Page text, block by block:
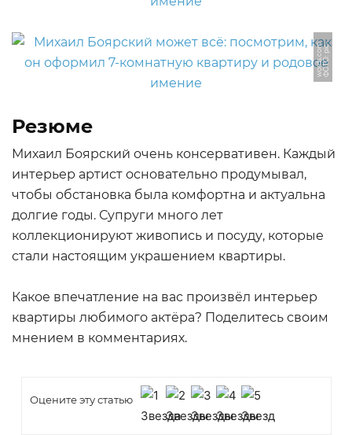
Ф
О
Т
О:
pi
c-
w
o
r
d
s.
c
o
m
Резюме
Михаил Боярский очень консервативен. Каждый
интерьер артист основательно продумывал,
чтобы обстановка была комфортна и актуальна
долгие годы. Супруги много лет
коллекционируют живопись и посуду, которые
стали настоящим украшением квартиры.
Какое впечатление на вас произвёл интерьер
квартиры любимого актёра? Поделитесь своим
мнением в комментариях.
Оцените эту статью